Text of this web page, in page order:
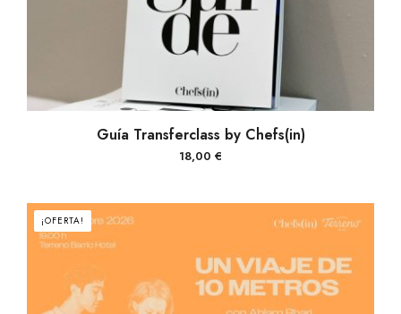
AÑADIR AL CARRITO
Guía Transferclass by Chefs(in)
18,00 €
¡OFERTA!